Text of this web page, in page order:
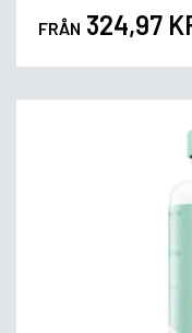
FRÅN 324,97